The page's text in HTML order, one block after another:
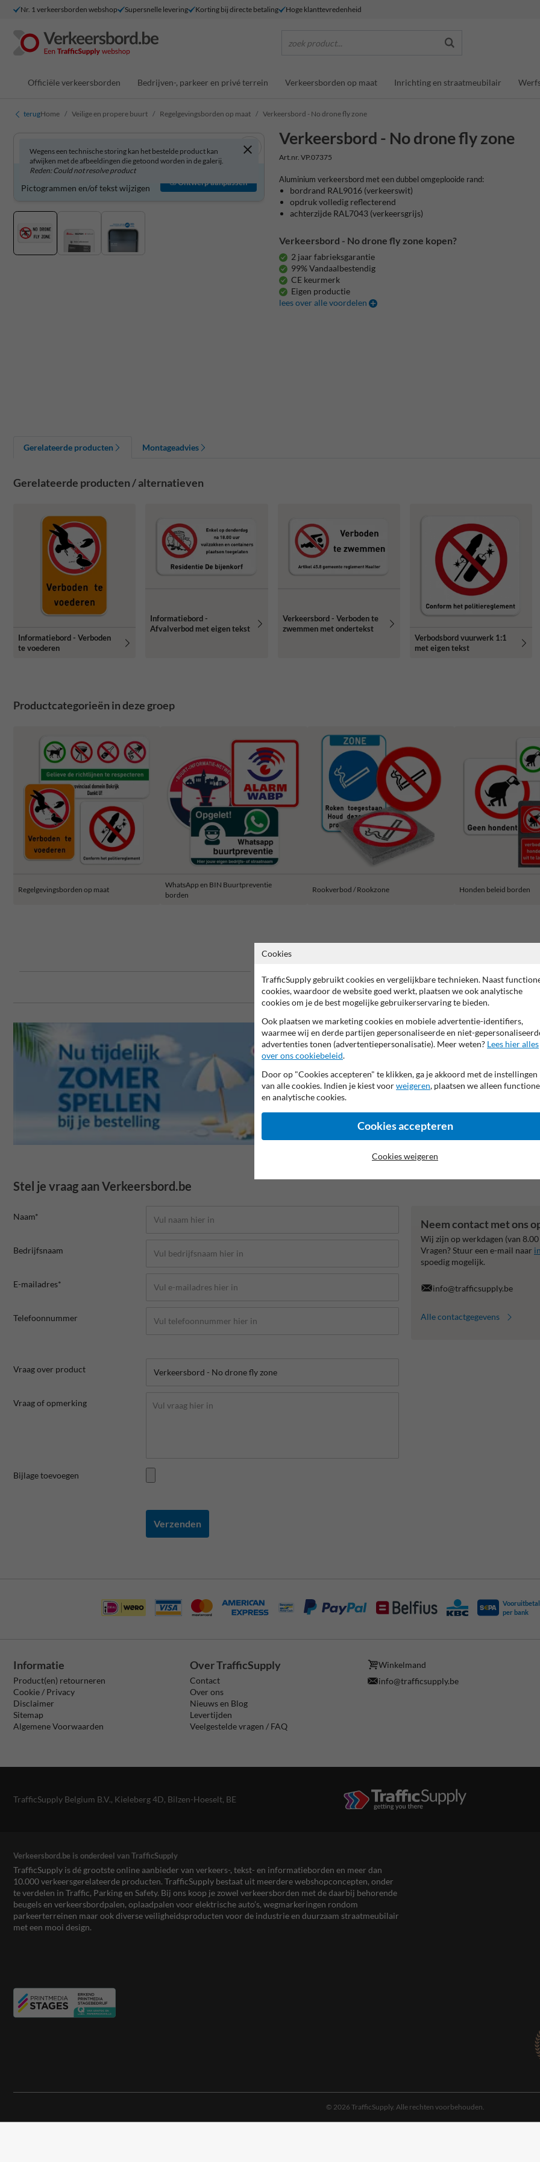
Nr. 1 verkeersborden webshop Supersnelle levering Korting bij directe betaling Hoge klanttevredenheid
zoek product...
Officiële verkeersborden Bedrijven-, parkeer en privé terrein Verkeersborden op maat Inrichting en straatmeubilair
terugHome Veilige en propere buurt Regelgevingsborden op maat Verkeersbord - No drone fly zone
Verkeersbord - No drone fly zone
Art.nr. VP.07375
Wegens een technische storing kan het bestelde product kan
afwijken met de afbeeldingen die getoond worden in de galerij.
Reden: Could not resolve product
Verkeersbord zelf aanpassen?
Pictogrammen en/of tekst wijzigen
Ontwerp aanpassen Aluminium verkeersbord met een dubbel omgeplooide rand:
bordrand RAL9016 (verkeerswit)
opdrukvolledig reflecterend
achterzijde RAL7043 (verkeersgrijs)
Verkeersbord - No drone fly zone kopen?
2 jaar fabrieksgarantie
99% Vandaalbestendig
CE keurmerk
Eigen productie
lees over alle voordelen
Gerelateerde producten Montageadvies
Gerelateerde producten / alternatieven
Informatiebord - Verboden
te voederen
Informatiebord -
Afvalverbod met eigen tekst
Verkeersbord - Verboden te
zwemmen met ondertekst
Verbodsbord vuurwerk 1:1
met eigen tekst
Productcategorieën in deze groep
Regelgevingsborden op maat
WhatsApp en BIN Buurtpreventie
borden
Rookverbod / Rookzone Honden beleid borden
Stel je vraag aan Verkeersbord.be
Naam*
Bedrijfsnaam
E-mailadres*
Telefoonnummer
Vraag over product
Vraag of opmerking
Bijlage toevoegen
Verzenden
Neem contact met ons
Wij zijn op werkdagen (van
Vragen? Stuur een e-mail naar
spoedig mogelijk.
info@trafficsupply.be
Alle contactgegevens
per bank
Informatie
Product(en) retourneren
Cookie / Privacy
Disclaimer
Sitemap
Algemene Voorwaarden
Over TrafficSupply
Contact
Over ons
Nieuws en Blog
Levertijden
Veelgestelde vragen / FAQ
Winkelmand
info@trafficsupply.be
TrafficSupply Belgium B.V., Kieleberg 4D, Bilzen-Hoeselt, BE
Verkeersbord.be is onderdeel van TrafficSupply
TrafficSupply is dé grootste online aanbieder van verkeers-, tekst- en informatieborden en meer dan
10.000 verkeersgerelateerde producten. TrafficSupply bestaat uit meerdere webshopconcepten, onder
te verdelen in Traffic, Parking en Safety. Bij ons koop je zowel verkeersborden met de daarbij behorende
beugels en verkeersbordpalen, oplaadpalen voor elektrische auto’s, wegmarkeringen rondom
parkeerterreinen maar ook diverse veiligheidsproducten voor de industrie en duurzaam straatmeubilair
met een mooi design.
© 2026 TrafficSupply. Alle rechten voorbehouden.
Cookies
TrafficSupply gebruikt cookies en vergelijkbare technieken. Naast
cookies, waardoor de website goed werkt, plaatsen we ook analytische
cookies om je de best mogelijke gebruikerservaring te bieden.
Ook plaatsen we marketing cookies en mobiele advertentie-identifiers,
waarmee wij en derde partijen gepersonaliseerde en niet-
advertenties tonen (advertentiepersonalisatie). Meer weten? Lees hier alles
over ons cookiebeleid.
Door op "Cookies accepteren" te klikken, ga je akkoord met de instellingen
van alle cookies. Indien je kiest voorweigeren, plaatsen we alleen
en analytische cookies.
Cookies accepteren
Cookies weigeren